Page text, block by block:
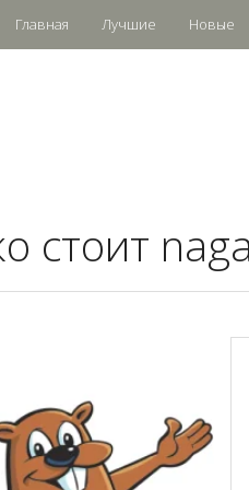
Главная Лучшие Новые
стоит